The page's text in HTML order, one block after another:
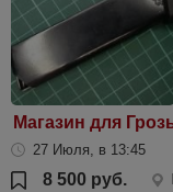
Магазин для
27 Июля, в 13:45
8 500 руб.